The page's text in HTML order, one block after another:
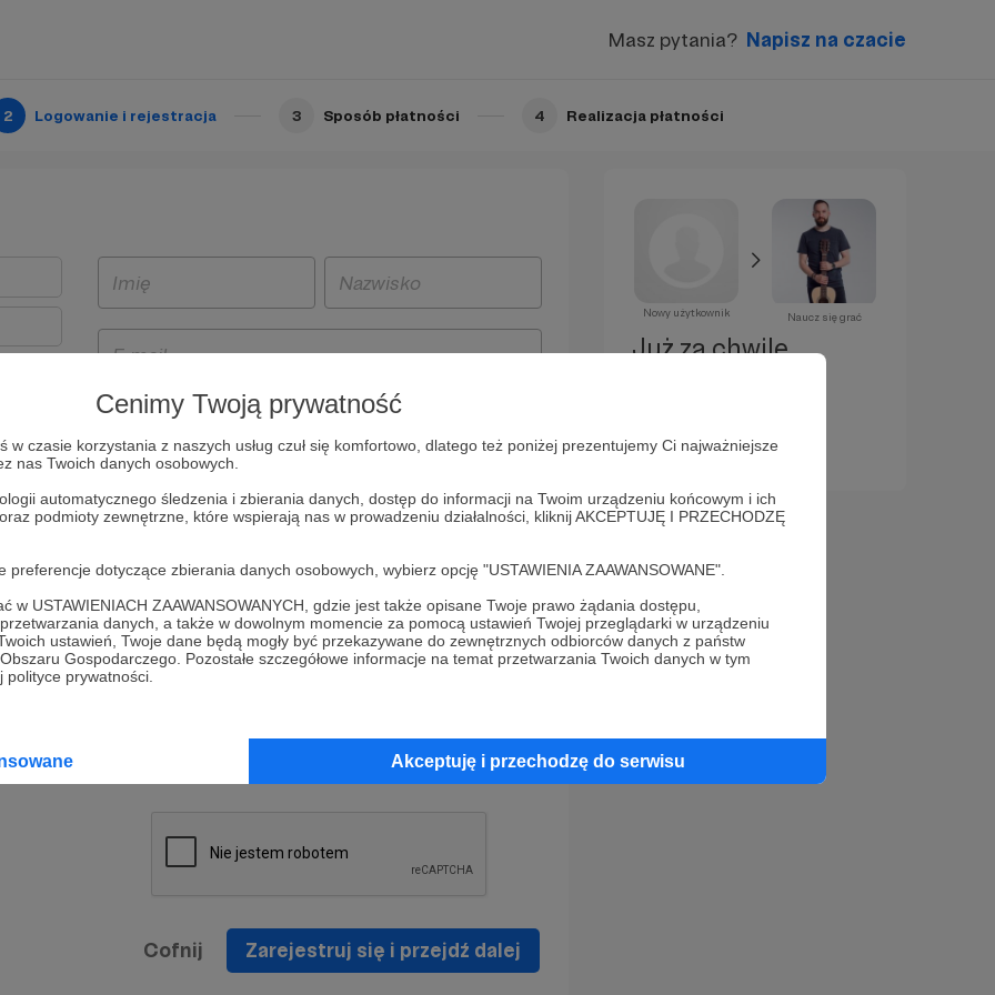
Cenimy Twoją prywatność
w czasie korzystania z naszych usług czuł się komfortowo, dlatego też poniżej prezentujemy Ci najważniejsze
nas Twoich danych osobowych.
automatycznego śledzenia i zbierania danych, dostęp do informacji na Twoim urządzeniu końcowym i ich
podmioty zewnętrzne, które wspierają nas w prowadzeniu działalności, kliknij AKCEPTUJĘ I PRZECHODZĘ
dotyczące zbierania danych osobowych, wybierz opcję "USTAWIENIA ZAAWANSOWANE".
w USTAWIENIACH ZAAWANSOWANYCH, gdzie jest także opisane Twoje prawo żądania dostępu,
danych, a także w dowolnym momencie za pomocą ustawień Twojej przeglądarki w urządzeniu
ustawień, Twoje dane będą mogły być przekazywane do zewnętrznych odbiorców danych z państw
Gospodarczego. Pozostałe szczegółowe informacje na temat przetwarzania Twoich danych w tym
prywatności.
Akceptuję i przechodzę do serwisu
Masz pytania? Napisz na czacie
2 Logowanie i rejestracja 3 Sposób płatności 4 Realizacja płatności
i
będą
z
prawo
na
Politykę Prywatności
* Wyrażam zgodę na przetwarzanie moich danych
osobowych podanych w formularzu rejestracyjnym w celu
prawidłowego świadczenia usług serwisu Patronite.
informacji handlowych - newslettera. Opcja ta może zostać
Cofnij Zarejestruj się i przejdź dalej
Nowy użytkownik Naucz się grać
Już za chwilę